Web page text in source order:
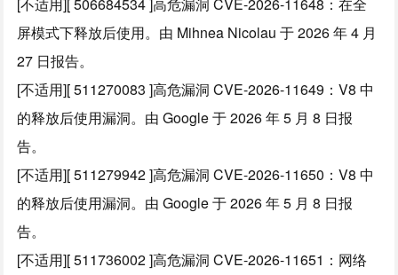
屏模式下释放后使用。由 Mihnea Nicolau 于 2026 年 4 月
27 日报告。
[不适用][ 511270083 ]高危漏洞 CVE-2026-11649：V8 中
的释放后使用漏洞。由 Google 于 2026 年 5 月 8 日报
告。
[不适用][ 511279942 ]高危漏洞 CVE-2026-11650：V8 中
的释放后使用漏洞。由 Google 于 2026 年 5 月 8 日报
告。
[不适用][ 511736002 ]高危漏洞 CVE-2026-11651：网络